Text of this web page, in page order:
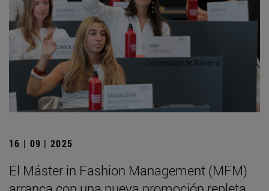
16 | 09 | 2025
El Máster in Fashion Management (MFM)